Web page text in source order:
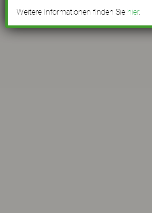
Weitere Informationen finden Sie hier.